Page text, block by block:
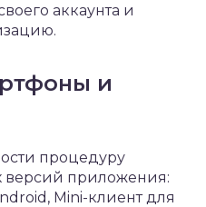
аккаунта и
и
процедуру
версий приложения:
Mini-клиент для